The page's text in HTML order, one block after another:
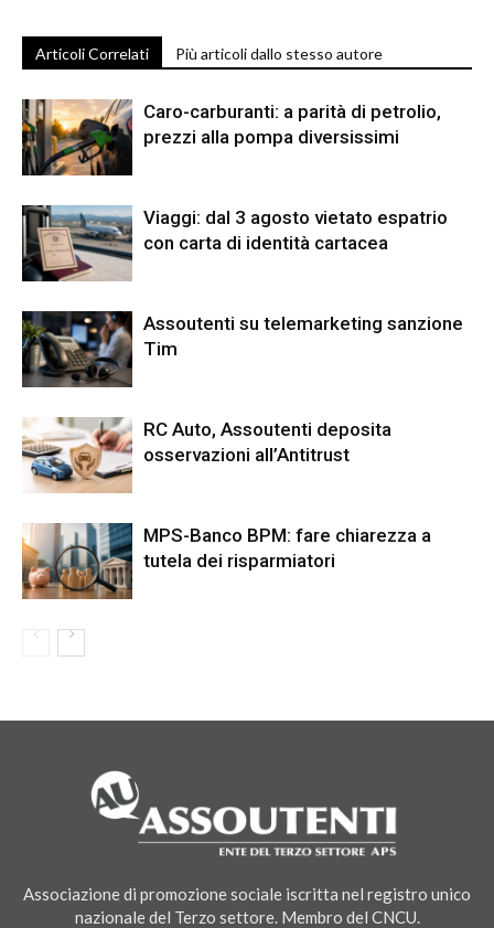
Articoli Correlati Più articoli dallo stesso autore
Caro-carburanti: a parità di petrolio,
prezzi alla pompa diversissimi
Viaggi: dal 3 agosto vietato espatrio
con carta di identità cartacea
Assoutenti su telemarketing sanzione
Tim
RC Auto, Assoutenti deposita
osservazioni all’Antitrust
MPS-Banco BPM: fare chiarezza a
tutela dei risparmiatori
Associazione di promozione sociale iscritta nel registro unico
nazionale del Terzo settore. Membro del CNCU.